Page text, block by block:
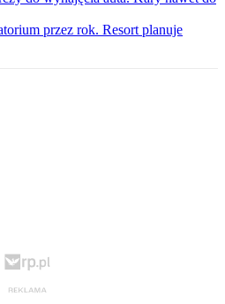
przez rok. Resort planuje